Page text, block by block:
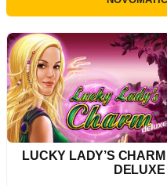
LUCKY LADY’S CHARM
DELUXE